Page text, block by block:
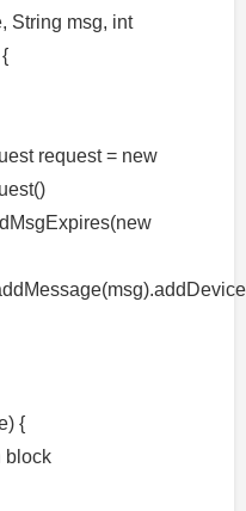
String msg, int
request = new
{
block